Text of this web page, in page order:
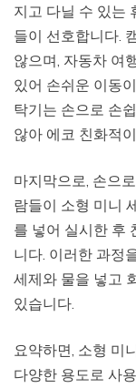
지고 다닐 수 있는
들이 선호합니다.
않으며, 자동차 여
있어 손쉬운 이동
탁기는 손으로 손
않아 에코 친화적
마지막으로, 손으
람들이 소형 미니
를 넣어 실시한 후
니다. 이러한 과정
세제와 물을 넣고
있습니다.
요약하면, 소형 미
다양한 용도로 사